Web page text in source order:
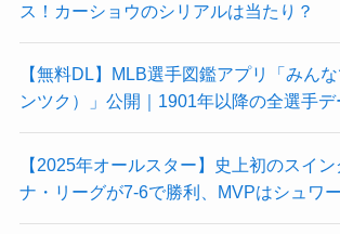
ス！カーショウのシリアルは当たり？
【無料DL】MLB選手図鑑アプリ「みん
ンツク）」公開｜1901年以降の全選手
【2025年オールスター】史上初のスイ
ナ・リーグが7-6で勝利、MVPはシュワ